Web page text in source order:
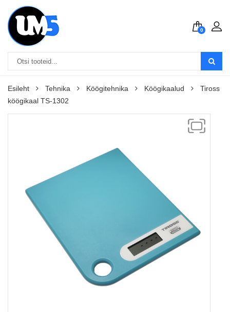
0
Esileht Tehnika Köögitehnika Köögikaalud
Tiross
köögikaal TS-1302